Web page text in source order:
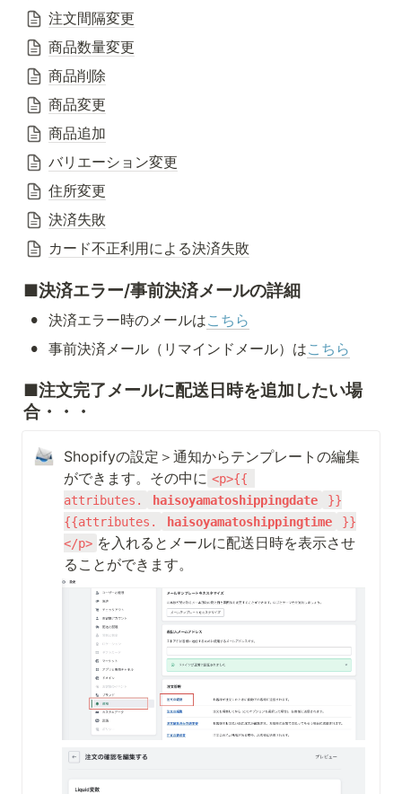
注文間隔変更
商品数量変更
商品削除
商品変更
商品追加
バリエーション変更
住所変更
決済失敗
カード不正利用による決済失敗
■決済エラー/事前決済メールの詳細
• 決済エラー時のメールはこちら
• 事前決済メール（リマインドメール）はこちら
■注文完了メールに配送日時を追加したい場
合・・・
Shopifyの設定＞通知からテンプレートの編集
ができます。その中に <p>{{
attributes.
haisoyamatoshippingdate
}}
{{attributes.
haisoyamatoshippingtime
}}
</p> を入れるとメールに配送日時を表示させ
ることができます。